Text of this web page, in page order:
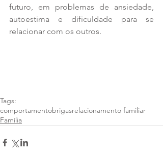
futuro, em problemas de ansiedade,
autoestima e dificuldade para se
relacionar com os outros.
Tags:
comportamentobrigasrelacionamento familiar
Família